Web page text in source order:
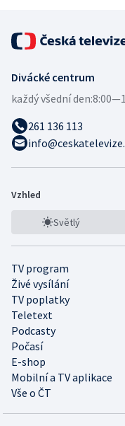
Divácké centrum
každý všední den:
261 136 113
Vzhled
Světlý
TV program
Živé vysílání
TV poplatky
Teletext
Podcasty
Počasí
E-shop
Mobilní a TV aplikace
Vše o ČT